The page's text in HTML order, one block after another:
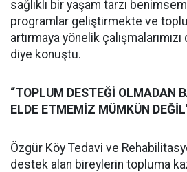
sağlıklı bir yaşam tarzı
programlar geliştirmekte ve
artırmaya yönelik
diye konuştu.
“TOPLUM DESTEĞİ OLMADAN
ELDE ETMEMİZ MÜMKÜN
Özgür Köy Tedavi ve
destek alan bireylerin topluma